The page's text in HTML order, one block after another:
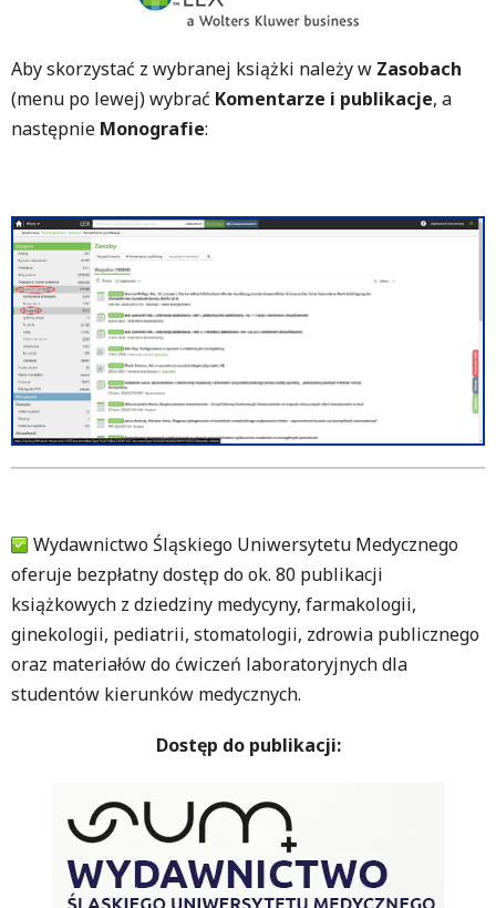
Aby skorzystać z wybranej książki należy w Zasobach
(menu po lewej) wybrać Komentarze i publikacje, a
następnie Monografie:
Wydawnictwo Śląskiego Uniwersytetu Medycznego
oferuje bezpłatny dostęp do ok. 80 publikacji
książkowych z dziedziny medycyny, farmakologii,
ginekologii, pediatrii, stomatologii, zdrowia publicznego
oraz materiałów do ćwiczeń laboratoryjnych dla
studentów kierunków medycznych.
Dostęp do publikacji: